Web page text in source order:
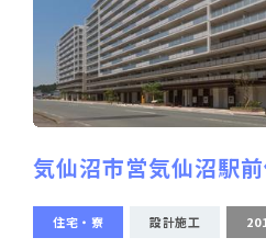
気仙沼市営気仙沼駅
住宅・寮 設計施工